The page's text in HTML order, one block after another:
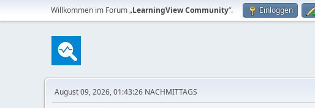
Willkommen im Forum „LearningView Community“. Einloggen
August 09, 2026, 01:43:26 NACHMITTAGS